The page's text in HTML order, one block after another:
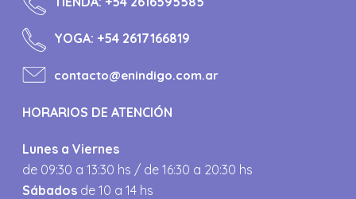
YOGA:+54 2617166819
contacto@enindigo.com.ar
HORARIOS DE ATENCIÓN
Lunes a Viernes
de 09:30 a 13:30 hs / de 16:30 a 20:30 hs
Sábados de 10 a 14 hs